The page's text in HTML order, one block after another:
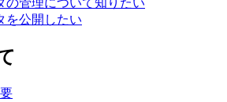
の管理について知りたい
を公開したい